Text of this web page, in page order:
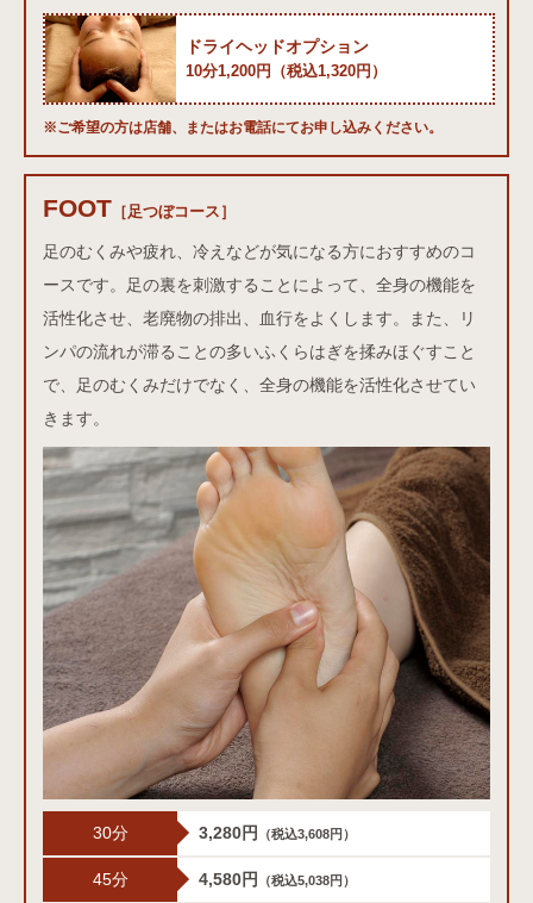
ドライヘッドオプション
10分1,200円（税込1,320円）
※ご希望の方は店舗、またはお電話にてお申し込みください。
足つぼコース
FOOT ［足つぼコース］
足のむくみや疲れ、冷えなどが気になる方におすすめのコ
ースです。足の裏を刺激することによって、全身の機能を
活性化させ、老廃物の排出、血行をよくします。また、リ
ンパの流れが滞ることの多いふくらはぎを揉みほぐすこと
で、足のむくみだけでなく、全身の機能を活性化させてい
きます。
30分 3,280円 （税込3,608円）
45分 4,580円 （税込5,038円）